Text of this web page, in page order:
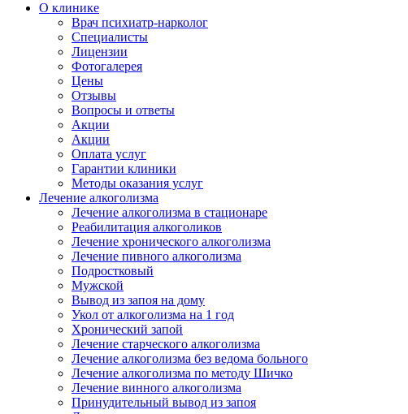
О клинике
Врач психиатр-нарколог
Специалисты
Лицензии
Фотогалерея
Цены
Отзывы
Вопросы и ответы
Акции
Акции
Оплата услуг
Гарантии клиники
Методы оказания услуг
Лечение алкоголизма
Лечение алкоголизма в стационаре
Реабилитация алкоголиков
Лечение хронического алкоголизма
Лечение пивного алкоголизма
Подростковый
Мужской
Вывод из запоя на дому
Укол от алкоголизма на 1 год
Хронический запой
Лечение старческого алкоголизма
Лечение алкоголизма без ведома больного
Лечение алкоголизма по методу Шичко
Лечение винного алкоголизма
Принудительный вывод из запоя